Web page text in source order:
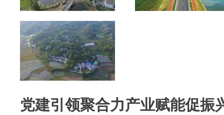
党建引领聚合力产业赋能促